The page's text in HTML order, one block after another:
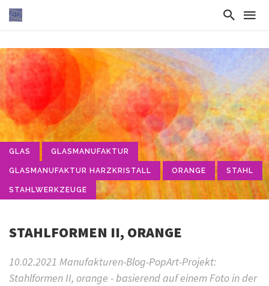
GLAS GLASMANUFAKTUR
GLASMANUFAKTUR HARZKRISTALL ORANGE STAHL
STAHLWERKZEUGE
STAHLFORMEN II, ORANGE
10.02.2021 Manufakturen-Blog-PopArt-Projekt:
Stahlformen II, orange - basierend auf einem Foto in der